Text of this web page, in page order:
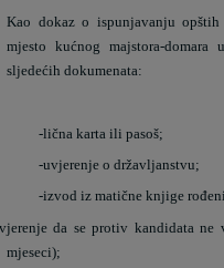
Kao dokaz o ispunjavanju
mjesto kućnog majstora-
sljedećih dokumenata:
-lična karta ili pasoš;
-uvjerenje o državljanstvu;
-izvod iz matične knjige
da se protiv kandidata
mjeseci);